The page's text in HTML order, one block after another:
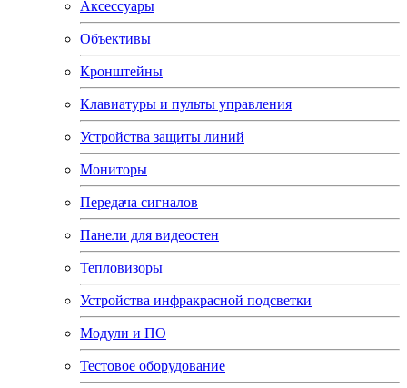
Аксессуары
Объективы
Кронштейны
Клавиатуры и пульты управления
Устройства защиты линий
Мониторы
Передача сигналов
Панели для видеостен
Тепловизоры
Устройства инфракрасной подсветки
Модули и ПО
Тестовое оборудование